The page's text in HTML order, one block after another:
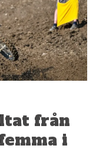
från
i